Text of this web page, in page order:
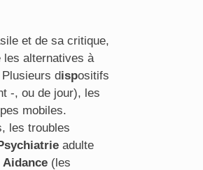
et de sa critique,
les alternatives à
dispositifs
-, ou de jour), les
mobiles.
les troubles
adulte
Aidance (les